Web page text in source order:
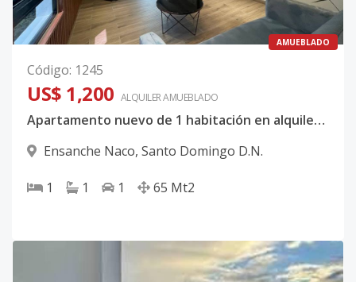
AMUEBLADO
Código: 1245
US$ 1,200 ALQUILERAMUEBLADO
Apartamento nuevo de 1 habitación en alquiler en Naco
Ensanche Naco, Santo Domingo D.N.
1 1 1 65 Mt2